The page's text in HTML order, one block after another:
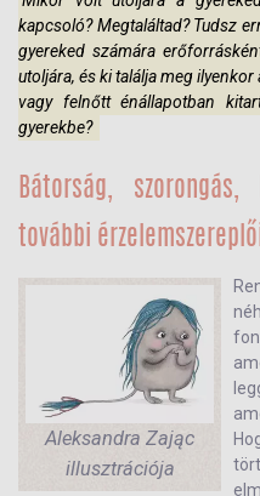
kapcsoló? Megtaláltad? Tudsz
gyereked számára
utoljára, és ki találja meg
vagy felnőtt énállapotban
gyerekbe?
Bátorság,
további érzelemszereplői
Aleksandra Zając
illusztrációja